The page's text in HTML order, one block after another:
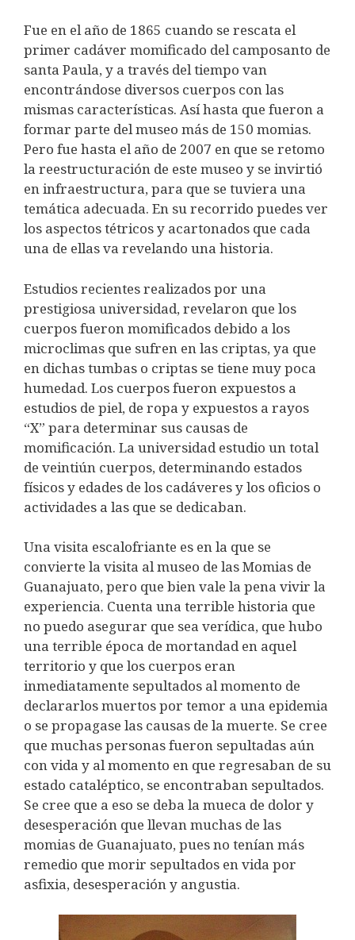
Fue en el año de 1865 cuando se rescata el
primer cadáver momificado del camposanto de
santa Paula, y a través del tiempo van
encontrándose diversos cuerpos con las
mismas características. Así hasta que fueron a
formar parte del museo más de 150 momias.
Pero fue hasta el año de 2007 en que se retomo
la reestructuración de este museo y se invirtió
en infraestructura, para que se tuviera una
temática adecuada. En su recorrido puedes ver
los aspectos tétricos y acartonados que cada
una de ellas va revelando una historia.
Estudios recientes realizados por una
prestigiosa universidad, revelaron que los
cuerpos fueron momificados debido a los
microclimas que sufren en las criptas, ya que
en dichas tumbas o criptas se tiene muy poca
humedad. Los cuerpos fueron expuestos a
estudios de piel, de ropa y expuestos a rayos
“X” para determinar sus causas de
momificación. La universidad estudio un total
de veintiún cuerpos, determinando estados
físicos y edades de los cadáveres y los oficios o
actividades a las que se dedicaban.
Una visita escalofriante es en la que se
convierte la visita al museo de las Momias de
Guanajuato, pero que bien vale la pena vivir la
experiencia. Cuenta una terrible historia que
no puedo asegurar que sea verídica, que hubo
una terrible época de mortandad en aquel
territorio y que los cuerpos eran
inmediatamente sepultados al momento de
declararlos muertos por temor a una epidemia
o se propagase las causas de la muerte. Se cree
que muchas personas fueron sepultadas aún
con vida y al momento en que regresaban de su
estado cataléptico, se encontraban sepultados.
Se cree que a eso se deba la mueca de dolor y
desesperación que llevan muchas de las
momias de Guanajuato, pues no tenían más
remedio que morir sepultados en vida por
asfixia, desesperación y angustia.